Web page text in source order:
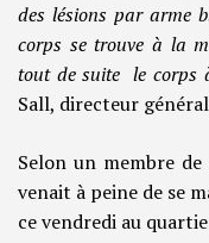
des lésions par arme
corps se trouve à la
tout de suite le corps
Sall, directeur
Selon un membre
venait à peine de se
ce vendredi au